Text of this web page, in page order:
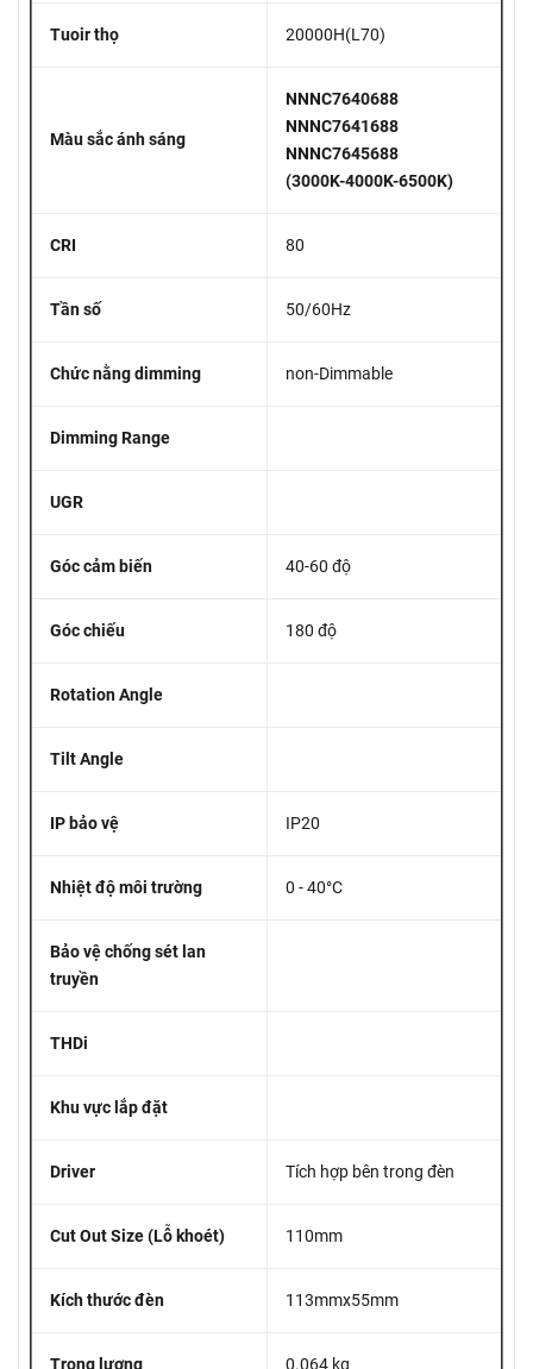
Tuoir thọ 20000H(L70)
Màu sắc ánh sáng
NNNC7640688
NNNC7641688
NNNC7645688
(3000K-4000K-6500K)
CRI 80
Tần số 50/60Hz
Chức nằng dimming non-Dimmable
Dimming Range
UGR
Góc cảm biến 40-60 độ
Góc chiếu 180 độ
Rotation Angle
Tilt Angle
IP bảo vệ IP20
Nhiệt độ môi trường 0 - 40°C
Bảo vệ chống sét lan
truyền
THDi
Khu vực lắp đặt
Driver Tích hợp bên trong đèn
Cut Out Size (Lỗ khoét) 110mm
Kích thước đèn 113mmx55mm
Trọng lượng 0.064 kg